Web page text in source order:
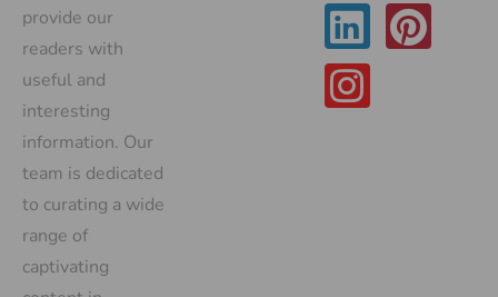
provide our
readers with
useful and
interesting
information. Our
team is dedicated
to curating a wide
range of
captivating